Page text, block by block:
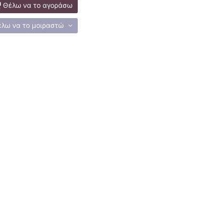
Θέλω να το αγοράσω
να το μοιραστώ